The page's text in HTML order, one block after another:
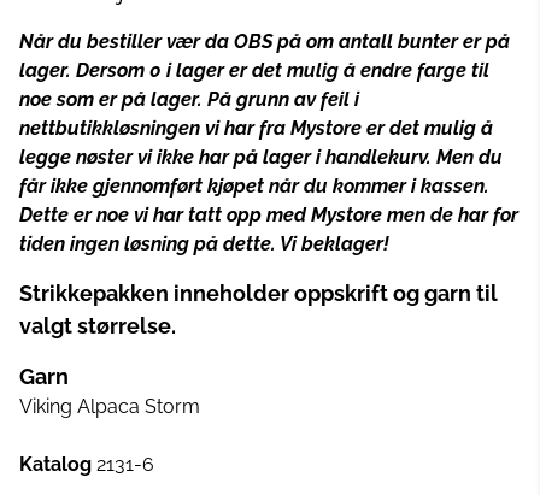
Når du bestiller vær da OBS på om antall bunter er på
lager. Dersom 0 i lager er det mulig å endre farge til
noe som er på lager. På grunn av feil i
nettbutikkløsningen vi har fra Mystore er det mulig å
legge nøster vi ikke har på lager i handlekurv. Men du
får ikke gjennomført kjøpet når du kommer i kassen.
Dette er noe vi har tatt opp med Mystore men de har for
tiden ingen løsning på dette. Vi beklager!
Strikkepakken inneholder oppskrift og garn til
valgt størrelse.
Garn
Viking Alpaca Storm
Katalog 2131-6